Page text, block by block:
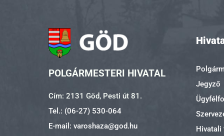
POLGÁRMESTERI HIVATAL
Cím: 2131 Göd, Pesti út 81.
Tel.: (06-27) 530-064
E-mail: varoshaza@god.hu
Jegyző
Hivatali